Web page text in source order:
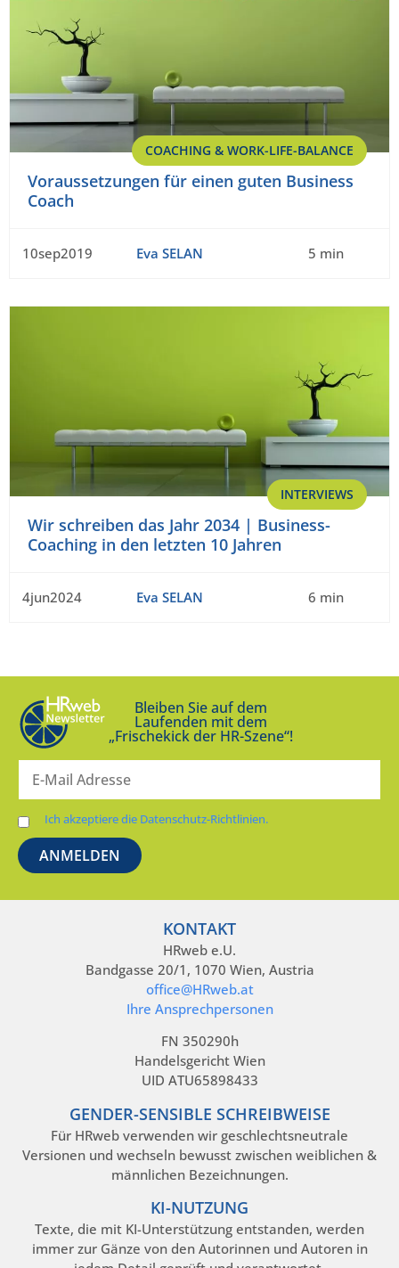
COACHING & WORK-LIFE-BALANCE
Voraussetzungen für einen guten Business
Coach
10sep2019 Eva SELAN 5 min
INTERVIEWS
Wir schreiben das Jahr 2034 | Business-
Coaching in den letzten 10 Jahren
4jun2024 Eva SELAN 6 min
Bleiben Sie auf dem
Laufenden mit dem
„Frischekick der HR-Szene“!
Ich akzeptiere die Datenschutz-Richtlinien.
KONTAKT
HRweb e.U.
Bandgasse 20/1, 1070 Wien, Austria
office@HRweb.at
Ihre Ansprechpersonen
FN 350290h
Handelsgericht Wien
UID ATU65898433
GENDER-SENSIBLE SCHREIBWEISE
Für HRweb verwenden wir geschlechtsneutrale
Versionen und wechseln bewusst zwischen weiblichen &
männlichen Bezeichnungen.
KI-NUTZUNG
Texte, die mit KI-Unterstützung entstanden, werden
immer zur Gänze von den Autorinnen und Autoren in